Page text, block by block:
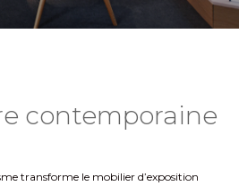
contemporaine
transforme le mobilier d’exposition